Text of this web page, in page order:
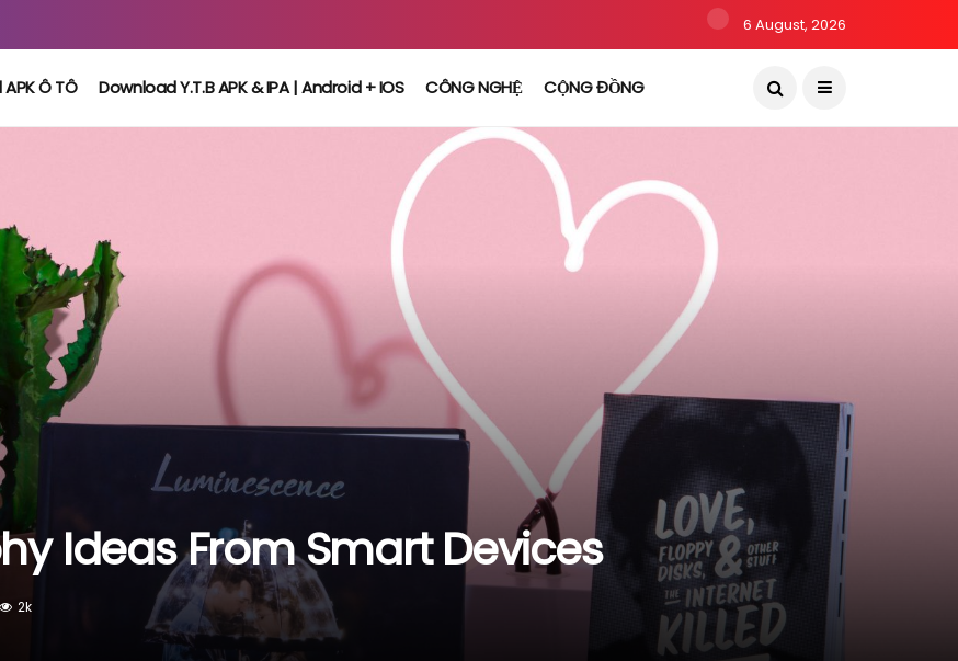
6 August, 2026
Ô TÔ Download Y.T.B APK & IPA | Android + IOS CÔNG NGHỆ CỘNG ĐỒNG
Ideas From Smart Devices
2k